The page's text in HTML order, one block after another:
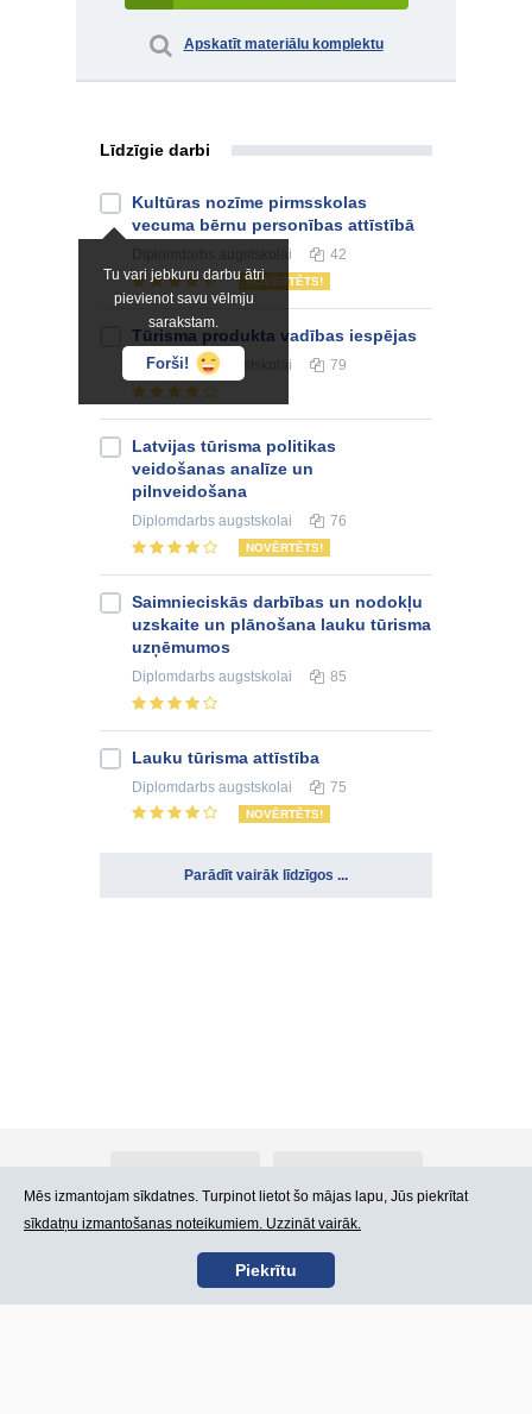
Apskatīt materiālu komplektu
Līdzīgie darbi
Tu vari jebkuru darbu ātri
pievienot savu vēlmju
sarakstam.
Forši!
Kultūras nozīme pirmsskolas
vecuma bērnu personības attīstībā
augstskolai 42
NOVĒRTĒTS!
Tūrisma produkta vadības iespējas
Diplomdarbsaugstskolai 79
Latvijas tūrisma politikas
veidošanas analīze un
pilnveidošana
Diplomdarbs augstskolai 76
NOVĒRTĒTS!
Saimnieciskās darbības un nodokļu
uzskaite un plānošana lauku tūrisma
uzņēmumos
Diplomdarbs augstskolai 85
Lauku tūrisma attīstība
Diplomdarbs augstskolai 75
NOVĒRTĒTS!
Parādīt vairāk līdzīgos ...
Kontakti Lietošanas noteikumi
Mēs izmantojam sīkdatnes. Turpinot lietot šo mājas lapu, Jūs piekrītat
sīkdatņu izmantošanas noteikumiem. Uzzināt vairāk.
Piekrītu